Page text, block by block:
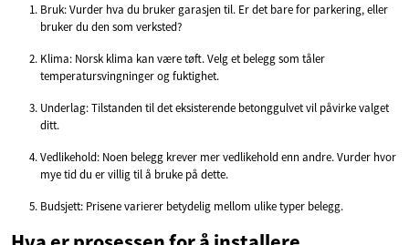
Bruk: Vurder hva du bruker garasjen til. Er det bare for parkering, eller
bruker du den som verksted?
Klima: Norsk klima kan være tøft. Velg et belegg som tåler
temperatursvingninger og fuktighet.
Underlag: Tilstanden til det eksisterende betonggulvet vil påvirke valget
ditt.
Vedlikehold: Noen belegg krever mer vedlikehold enn andre. Vurder hvor
mye tid du er villig til å bruke på dette.
Budsjett: Prisene varierer betydelig mellom ulike typer belegg.